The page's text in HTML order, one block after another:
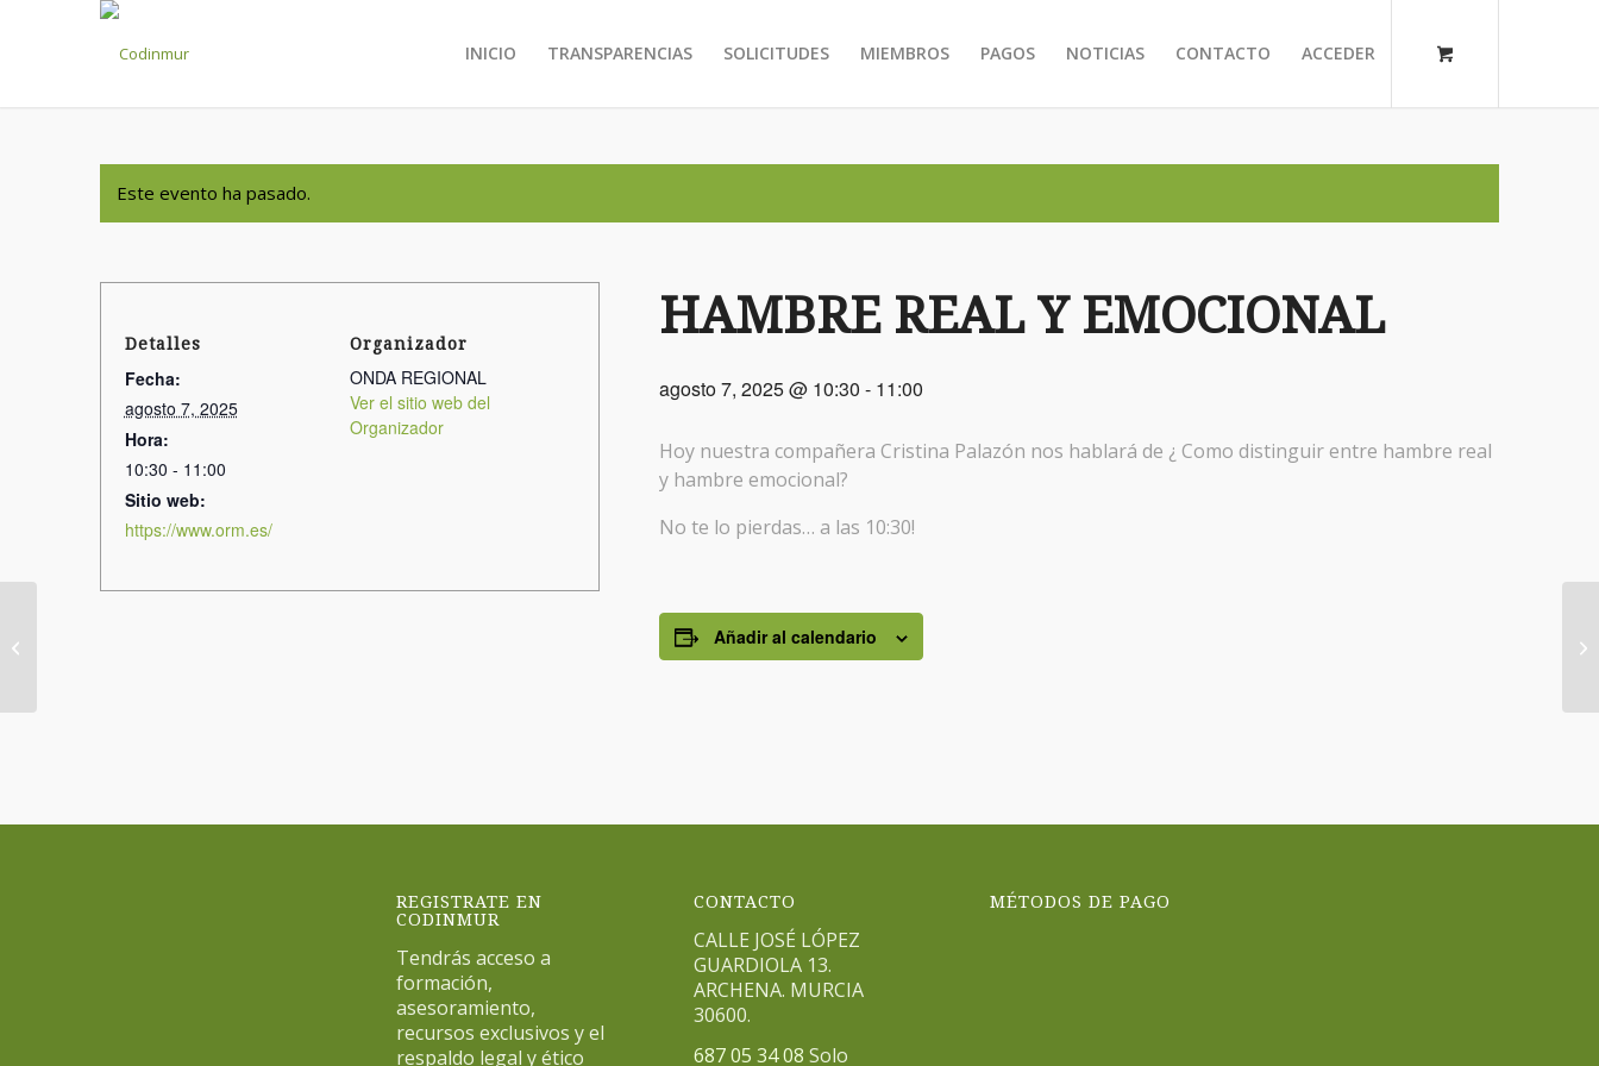
INICIO TRANSPARENCIAS SOLICITUDES MIEMBROS PAGOS NOTICIAS CONTACTO ACCEDER
Este evento ha pasado.
HAMBRE REAL Y EMOCIONAL
agosto 7, 2025 @ 10:30 - 11:00
Hoy nuestra compañera Cristina Palazón nos hablará de ¿ Como distinguir entre hambre real
y hambre emocional?
No te lo pierdas… a las 10:30!
Añadir al calendario
Detalles
Fecha:
agosto 7, 2025
Hora:
10:30 - 11:00
Sitio web:
https://www.orm.es/
Organizador
ONDA REGIONAL
Ver el sitio web del
Organizador
REGISTRATE EN
CODINMUR
Tendrás acceso a
formación,
asesoramiento,
recursos exclusivos y el
respaldo legal y ético
CONTACTO
CALLE JOSÉ LÓPEZ
GUARDIOLA 13.
ARCHENA. MURCIA
30600.
687 05 34 08 Solo
MÉTODOS DE PAGO